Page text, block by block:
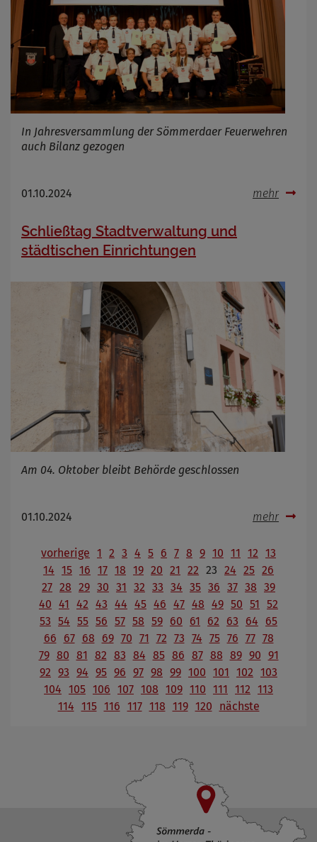
In Jahresversammlung der Sömmerdaer Feuerwehren
auch Bilanz gezogen
01.10.2024 mehr
Schließtag Stadtverwaltung und
städtischen Einrichtungen
Am 04. Oktober bleibt Behörde geschlossen
01.10.2024 mehr
vorherige 1 2 3 4 5 6 7 8 9 10 11 12 13
14 15 16 17 18 19 20 21 22 23 24 25 26
27 28 29 30 31 32 33 34 35 36 37 38 39
40 41 42 43 44 45 46 47 48 49 50 51
52
53 54 55 56 57 58 59 60 61 62 63 64
65
66
67 68 69 70 71 72 73 74 75 76 77 78
79 80 81 82 83 84 85 86 87 88 89 90 91
92 93 94 95 96 97 98 99 100 101 102 103
104 105 106 107 108 109 110 111 112 113
114 115 116 117 118 119 120 nächste